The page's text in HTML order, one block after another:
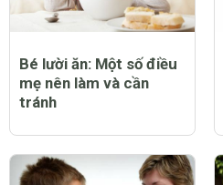
Bé lười ăn: Một số điều
mẹ nên làm và cần
tránh